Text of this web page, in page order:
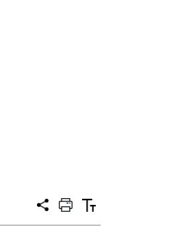
공
프
트
텍
트